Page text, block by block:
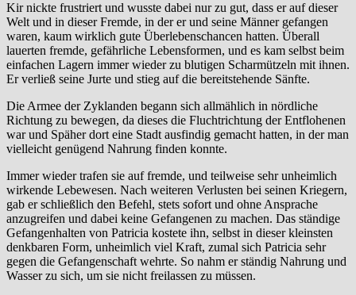
Kir nickte frustriert und wusste dabei nur zu gut, dass er auf dieser
Welt und in dieser Fremde, in der er und seine Männer gefangen
waren, kaum wirklich gute Überlebenschancen hatten. Überall
lauerten fremde, gefährliche Lebensformen, und es kam selbst beim
einfachen Lagern immer wieder zu blutigen Scharmützeln mit ihnen.
Er verließ seine Jurte und stieg auf die bereitstehende Sänfte.
Die Armee der Zyklanden begann sich allmählich in nördliche
Richtung zu bewegen, da dieses die Fluchtrichtung der Entflohenen
war und Späher dort eine Stadt ausfindig gemacht hatten, in der man
vielleicht genügend Nahrung finden konnte.
Immer wieder trafen sie auf fremde, und teilweise sehr unheimlich
wirkende Lebewesen. Nach weiteren Verlusten bei seinen Kriegern,
gab er schließlich den Befehl, stets sofort und ohne Ansprache
anzugreifen und dabei keine Gefangenen zu machen. Das ständige
Gefangenhalten von Patricia kostete ihn, selbst in dieser kleinsten
denkbaren Form, unheimlich viel Kraft, zumal sich Patricia sehr
gegen die Gefangenschaft wehrte. So nahm er ständig Nahrung und
Wasser zu sich, um sie nicht freilassen zu müssen.